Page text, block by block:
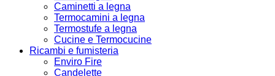
Caminetti a legna
Termocamini a legna
Termostufe a legna
Cucine e Termocucine
Ricambi e fumisteria
Enviro Fire
Candelette